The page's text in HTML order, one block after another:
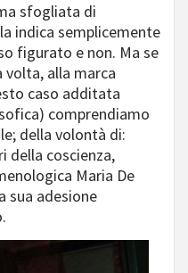
sfogliata di
indica semplicemente
figurato e non. Ma se
volta, alla marca
caso additata
comprendiamo
della volontà di:
della coscienza,
Maria De
sua adesione